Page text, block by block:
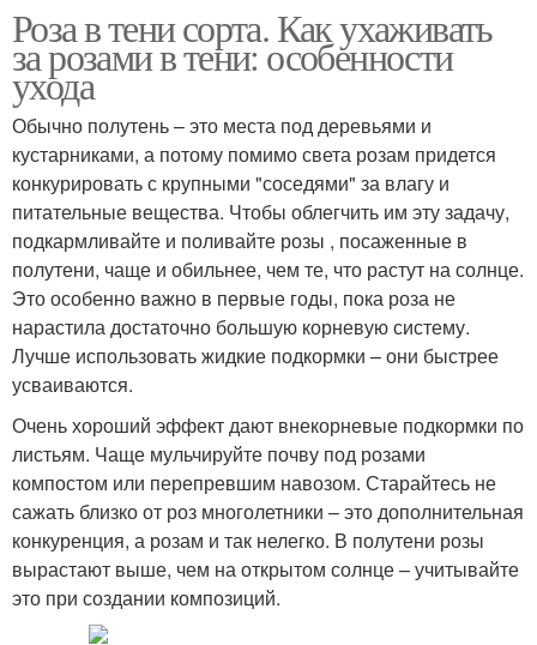
Роза в тени сорта. Как ухаживать
за розами в тени: особенности
ухода
Обычно полутень – это места под деревьями и
кустарниками, а потому помимо света розам придется
конкурировать с крупными "соседями" за влагу и
питательные вещества. Чтобы облегчить им эту задачу,
подкармливайте и поливайте розы , посаженные в
полутени, чаще и обильнее, чем те, что растут на солнце.
Это особенно важно в первые годы, пока роза не
нарастила достаточно большую корневую систему.
Лучше использовать жидкие подкормки – они быстрее
усваиваются.
Очень хороший эффект дают внекорневые подкормки по
листьям. Чаще мульчируйте почву под розами
компостом или перепревшим навозом. Старайтесь не
сажать близко от роз многолетники – это дополнительная
конкуренция, а розам и так нелегко. В полутени розы
вырастают выше, чем на открытом солнце – учитывайте
это при создании композиций.